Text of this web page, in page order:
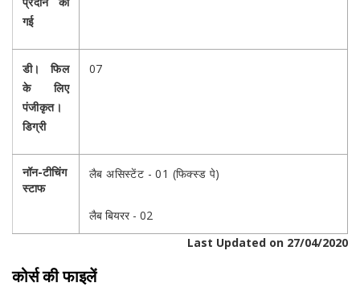
गई
डी। फिल
के लिए
पंजीकृत।
डिग्री
07
नॉन-टीचिंग
स्टाफ
लैब असिस्टेंट - 01 (फिक्स्ड पे)
लैब बियरर - 02
Last Updated on 27/04/2020
कोर्स की फाइलें